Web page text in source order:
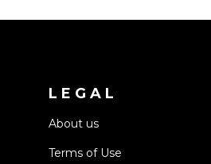
LEGAL
About us
Terms of Use